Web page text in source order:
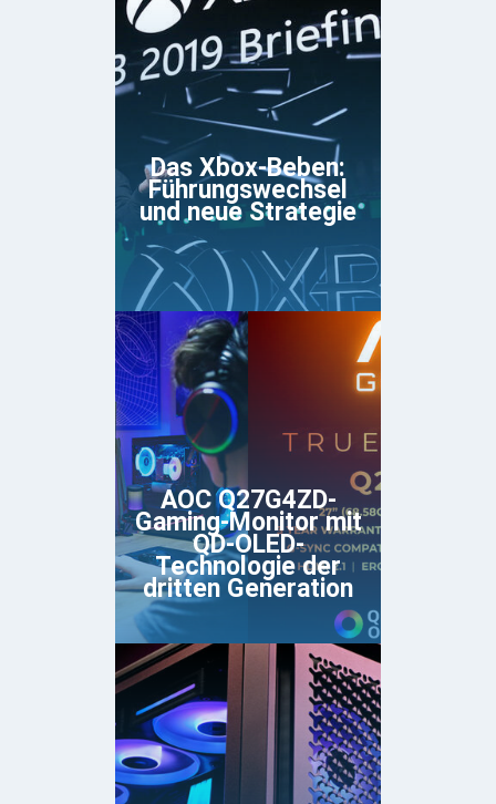
Das Xbox-Beben:
Führungswechsel
und neue Strategie
AOC Q27G4ZD-
Gaming-Monitor mit
QD-OLED-
Technologie der
dritten Generation